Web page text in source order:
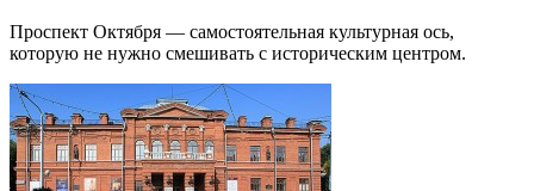
Проспект Октября — самостоятельная культурная ось,
которую не нужно смешивать с историческим центром.